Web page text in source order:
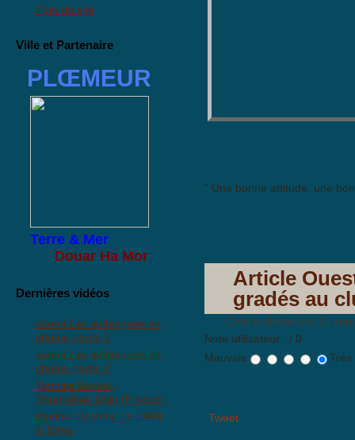
Plan du site
Ville et Partenaire
PLŒMEUR
Terre & Mer
Douar Ha Mor
Dernières vidéos
ukemi Les techniques de
chutes partie 1
ukemi Les techniques de
chutes partie 2
Tamura Sensei -
Shumeikan Dojo (France)
Morihei Ueshiba en 1960
à Tokyo
" Une bonne attitude, une
Article
gradés au
Créé le dimanche 10
Note utilisateur: / 0
Mauvais
Tweet